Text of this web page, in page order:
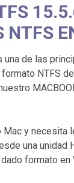
NTFS
una de las
NTFS
Mac y necesita
una unidad
formato en